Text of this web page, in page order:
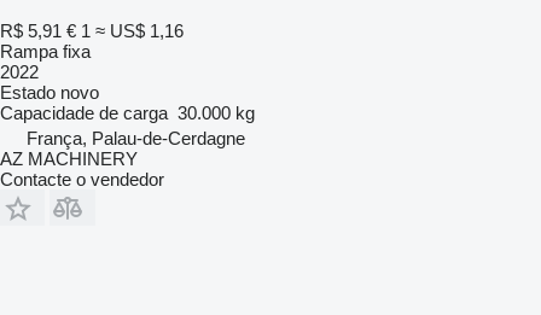
R$ 5,91 € 1 ≈ US$ 1,16
Rampa fixa
2022
Estado novo
Capacidade de carga 30.000 kg
França, Palau-de-Cerdagne
AZ MACHINERY
Contacte o vendedor